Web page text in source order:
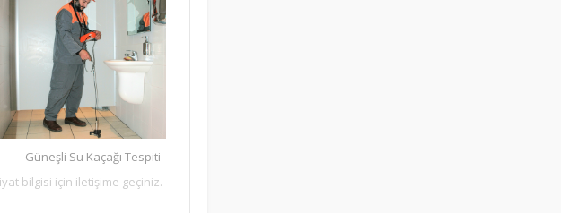
Güneşli Su Kaçağı Tespiti
bilgisi için iletişime geçiniz.